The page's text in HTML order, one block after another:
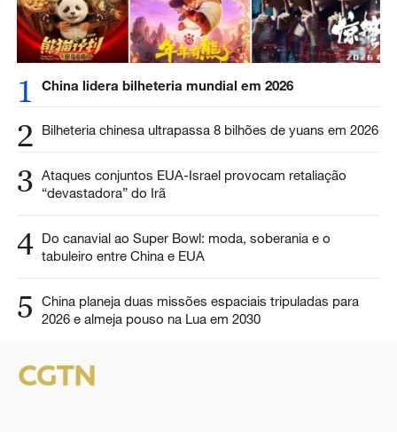
1 China lidera bilheteria mundial em 2026
2 Bilheteria chinesa ultrapassa 8 bilhões de yuans em 2026
3 Ataques conjuntos EUA-Israel provocam retaliação
“devastadora” do Irã
4 Do canavial ao Super Bowl: moda, soberania e o
tabuleiro entre China e EUA
5
China planeja duas missões espaciais tripuladas para
2026 e almeja pouso na Lua em 2030